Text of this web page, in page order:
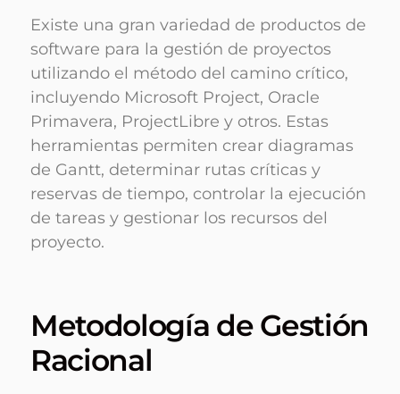
Existe una gran variedad de productos de
software para la gestión de proyectos
utilizando el método del camino crítico,
incluyendo Microsoft Project, Oracle
Primavera, ProjectLibre y otros. Estas
herramientas permiten crear diagramas
de Gantt, determinar rutas críticas y
reservas de tiempo, controlar la ejecución
de tareas y gestionar los recursos del
proyecto.
Metodología de Gestión
Racional